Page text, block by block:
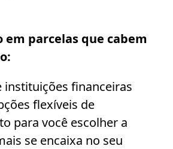
em parcelas que cabem
instituições financeiras
flexíveis de
para você escolher a
se encaixa no seu